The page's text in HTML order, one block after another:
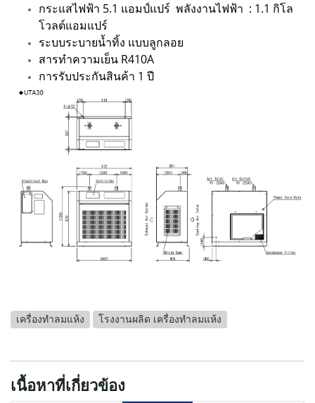
กระแสไฟฟ้า 5.1 แอมป์แปร์ พลังงานไฟฟ้า : 1.1 กิโล
โวลต์แอมแปร์
ระบบระบายน้ำทิ้ง แบบลูกลอย
สารทำความเย็น R410A
การรับประกันสินค้า 1 ปี
เครื่องทำลมแห้ง โรงงานผลิด เครื่องทำลมแห้ง
เนื้อหาที่เกี่ยวข้อง